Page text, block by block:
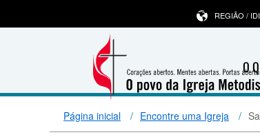
O
REGIÃO /
Página inicial Encontre uma Igreja